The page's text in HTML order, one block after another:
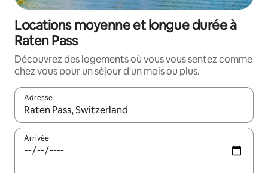
Locations moyenne et longue durée à
Raten Pass
Découvrez des logements où vous vous sentez comme
chez vous pour un séjour d'un mois ou plus.
Adresse
Lorsque les résultats s'affichent, utilisez les flèches vers le
Arrivée